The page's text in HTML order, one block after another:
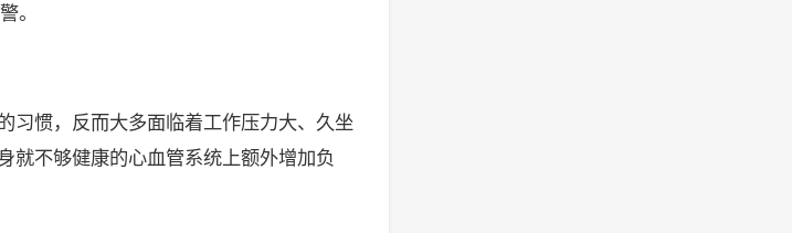
。
习惯，反而大多面临着工作压力大、久坐
就不够健康的心血管系统上额外增加负